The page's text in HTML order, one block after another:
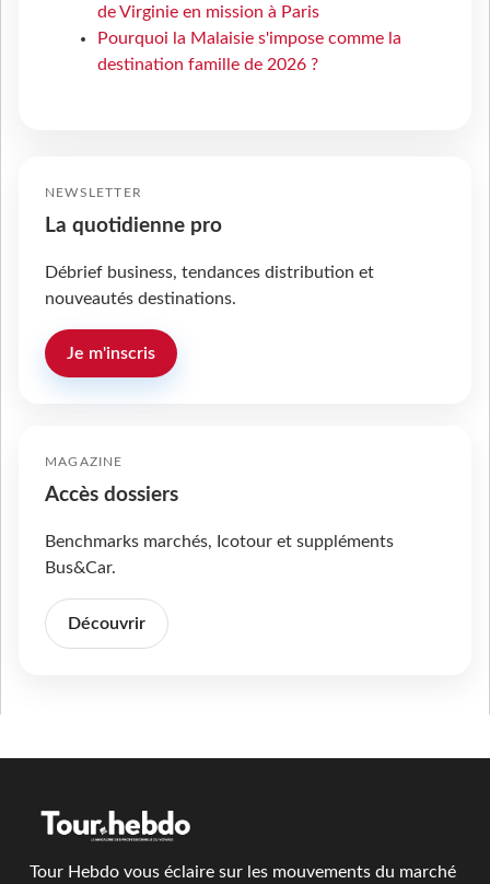
de Virginie en mission à Paris
Pourquoi la Malaisie s'impose comme la
destination famille de 2026 ?
NEWSLETTER
La quotidienne pro
Débrief business, tendances distribution et
nouveautés destinations.
Je m'inscris
MAGAZINE
Accès dossiers
Benchmarks marchés, Icotour et suppléments
Bus&Car.
Découvrir
Tour Hebdo vous éclaire sur les mouvements du marché